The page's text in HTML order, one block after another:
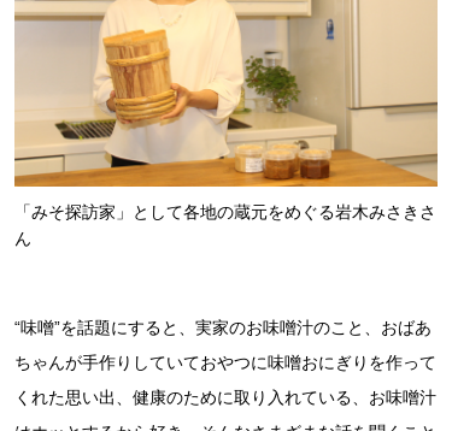
「みそ探訪家」として各地の蔵元をめぐる岩木みさきさ
ん
“味噌”を話題にすると、実家のお味噌汁のこと、おばあ
ちゃんが手作りしていておやつに味噌おにぎりを作って
くれた思い出、健康のために取り入れている、お味噌汁